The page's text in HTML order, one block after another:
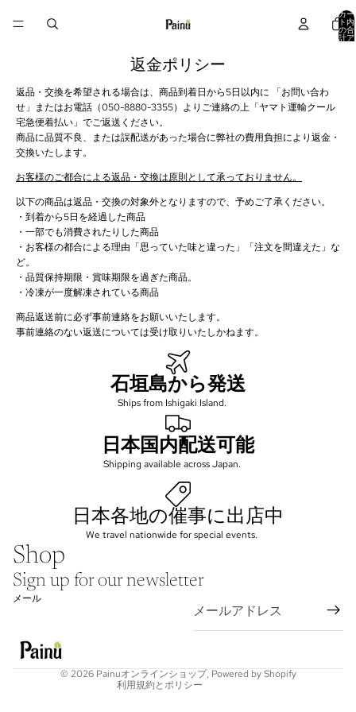
カー
ト内
の合
計ア
返金ポリシー
返品・交換を希望される場合は、商品到着日から5日以内に 「お問い合わ
せ」またはお電話（050-8880-3355）よりご連絡の上「ヤマト運輸クール
宅急便着払い」でご返送ください。
商品に品質不良、または誤配送があった場合に弊社の費用負担により返金・
交換いたします。
お客様のご都合による返品・交換は原則として承っておりません。
以下の商品は返品・交換の対象外となりますので、予めご了承ください。
・到着から5日を経過した商品
・一部でも消費されたりした商品
・お客様の都合による理由「思っていた味と違った」「注文を間違えた」な
ど。
・品質保持期限・賞味期限を過ぎた商品。
・冷凍が一度解凍されている商品
商品返送前に必ず事前連絡をお願いいたします。
事前連絡のない返送については受け取りいたしかねます。
石垣島から発送
Ships from Ishigaki Island.
日本国内配送可能
Shipping available across Japan.
日本各地の催事に出店中
We travel nationwide for special events.
Shop
Sign up for our newsletter
メール
© 2026Painuオンラインショップ, Powered by Shopify
利用規約とポリシー
返金ポリシー